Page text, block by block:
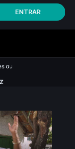
ENTRAR
ou